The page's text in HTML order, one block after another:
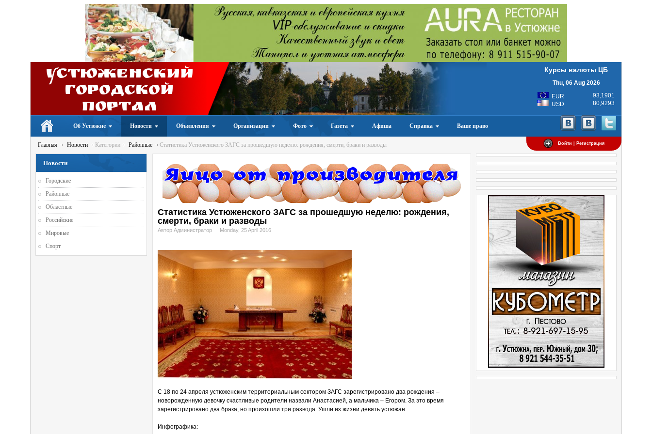
Устюженский
Городской
портал
Курсы валюты ЦБ
Thu, 06 Aug 2026
EUR
93,1901
USD
80,9293
Об Устюжне Новости Объявления Организации Фото Газета Афиша Справка Ваше право
Войти | Регистрация
Главная Новости Категории Районные Статистика Устюженского ЗАГС за прошедшую неделю: рождения, смерти, браки и разводы
Статистика Устюженского ЗАГС за прошедшую неделю: рождения,
смерти, браки и разводы
Автор Администратор Monday, 25 April 2016
С 18 по 24 апреля устюженским территориальным сектором ЗАГС зарегистрировано два рождения –
новорожденную девочку счастливые родители назвали Анастасией, а мальчика – Егором. За это время
зарегистрировано два брака, но произошли три развода. Ушли из жизни девять устюжан.
Инфографика:
Новости
Городские
Районные
Областные
Российские
Мировые
Спорт